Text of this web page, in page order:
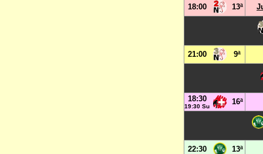
18:00 13ª
21:00 9ª
18:30
19:30 Su
16ª
22:30 13ª